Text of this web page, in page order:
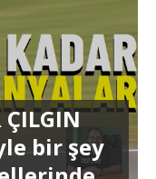
ÇILGIN
bir şey